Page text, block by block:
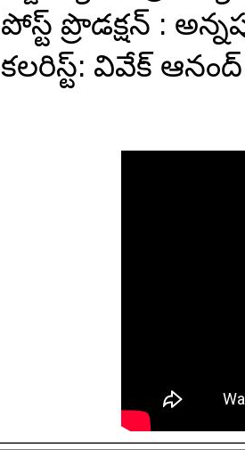
పోస్ట్ ప్రొడక్షన్ :
కలరిస్ట్: వివేక్ ఆనంద్